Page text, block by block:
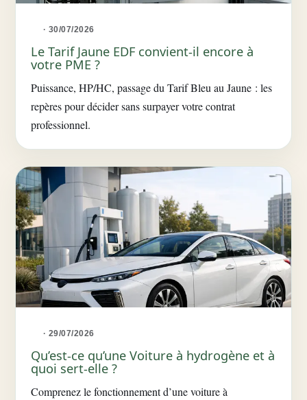
· 30/07/2026
Le Tarif Jaune EDF convient-il encore à
votre PME ?
Puissance, HP/HC, passage du Tarif Bleu au Jaune : les
repères pour décider sans surpayer votre contrat
professionnel.
· 29/07/2026
Qu’est-ce qu’une Voiture à hydrogène et à
quoi sert-elle ?
Comprenez le fonctionnement d’une voiture à